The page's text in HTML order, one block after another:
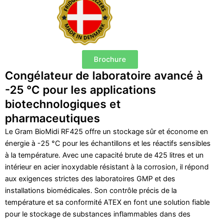
Brochure
Congélateur de laboratoire avancé à
-25 °C pour les applications
biotechnologiques et
pharmaceutiques
Le Gram BioMidi RF425 offre un stockage sûr et économe en
énergie à -25 °C pour les échantillons et les réactifs sensibles
à la température. Avec une capacité brute de 425 litres et un
intérieur en acier inoxydable résistant à la corrosion, il répond
aux exigences strictes des laboratoires GMP et des
installations biomédicales. Son contrôle précis de la
température et sa conformité ATEX en font une solution fiable
pour le stockage de substances inflammables dans des